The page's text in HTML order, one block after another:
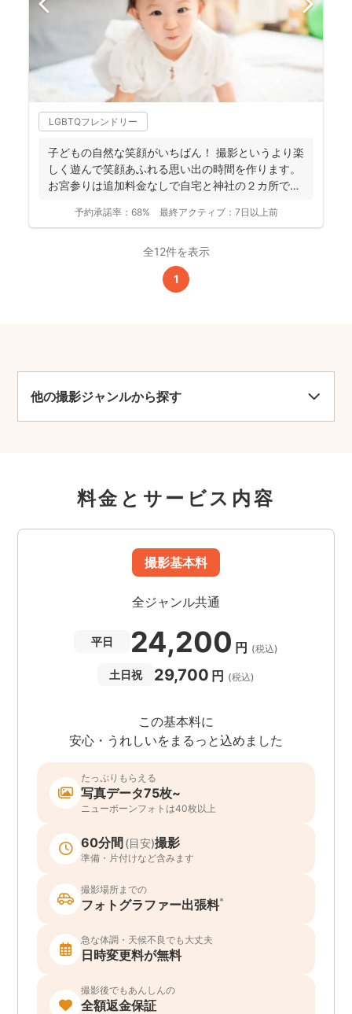
LGBTQフレンドリー
子どもの自然な笑顔がいちばん！ 撮影というより楽
しく遊んで笑顔あふれる思い出の時間を作ります。
お宮参りは追加料金なしで自宅と神社の２カ所で撮
予約承諾率： 68% 最終アクティブ： 7日以上前
全12件を表示
1
他の撮影ジャンルから探す
料金とサービス内容
撮影基本料
全ジャンル共通
平日 24,200 円 (税込)
土日祝 29,700 円 (税込)
この基本料に
安心・うれしいをまるっと込めました
たっぷりもらえる
写真データ75枚~
ニューボーンフォトは40枚以上
60分間 (目安)撮影
準備・片付けなど含みます
撮影場所までの
フォトグラファー出張料*
急な体調・天候不良でも大丈夫
日時変更料が無料
撮影後でもあんしんの
全額返金保証